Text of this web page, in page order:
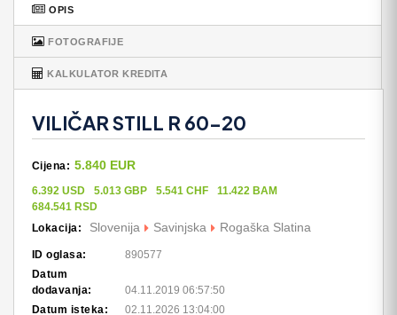
OPIS
FOTOGRAFIJE
KALKULATOR KREDITA
VILIČAR STILL R 60-20
Cijena: 5.840 EUR
6.392 USD 5.013 GBP 5.541 CHF
11.422 BAM
684.541 RSD
Lokacija:
Slovenija Savinjska Rogaška Slatina
ID oglasa:
890577
Datum
dodavanja:
04.11.2019 06:57:50
Datum isteka:
02.11.2026 13:04:00